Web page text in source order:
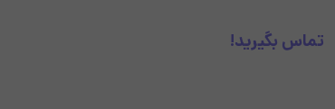
لپ تاپ
تماس بگیرید!